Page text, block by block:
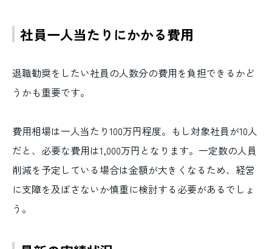
社員一人当たりにかかる費用
退職勧奨をしたい社員の人数分の費用を負担できるかど
うかも重要です。
費用相場は一人当たり100万円程度。もし対象社員が10人
だと、必要な費用は1,000万円となります。一定数の人員
削減を予定している場合は金額が大きくなるため、経営
に支障を及ぼさないか慎重に検討する必要があるでしょ
う。